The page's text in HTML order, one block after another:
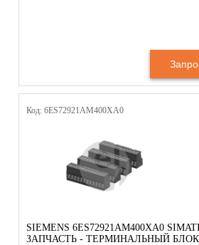
Код: 6ES72921AM400XA0
SIEMENS 6ES72921AM400XA0
ЗАПЧАСТЬ - ТЕРМИНАЛЬНЫЙ